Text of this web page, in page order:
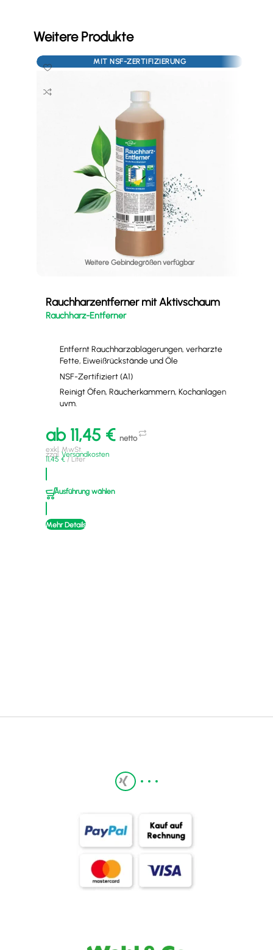
Weitere Produkte
MIT NSF-ZERTIFIZIERUNG
Weitere Gebindegrößen verfügbar
Rauchharzentferner mit Aktivschaum
Rauchharz-Entferner
Entfernt Rauchharzablagerungen, verharzte
Fette, Eiweißrückstände und Öle
NSF-Zertifiziert (A1)
Reinigt Öfen, Räucherkammern, Kochanlagen
uvm.
ab 11,45 € netto
exkl. MwSt.
zzgl. Versandkosten
11,45 €/Liter
Ausführung wählen
Mehr Details